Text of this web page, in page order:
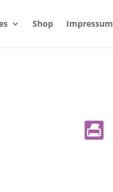
Shop Impressum